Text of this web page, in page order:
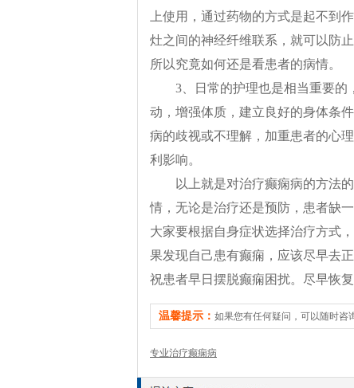
上使用，通过药物的方式是起不到
灶之间的神经纤维联系，就可以防
所以究竟如何还是看患者的病情。
3、日常的护理也是相当重要
动，增强体质，建立良好的身体条
病的歧视或不理解，加重患者的心
利影响。
以上就是对治疗癫痫病的方法
情，无论是治疗还是预防，患者缺
大家要根据自身症状选择治疗方式
果发现自己患有癫痫，应该尽早去
祝患者早日摆脱癫痫困扰。尽早恢复
温馨提示： 如果您有任何疑问，可以随时咨
专业治疗癫痫病